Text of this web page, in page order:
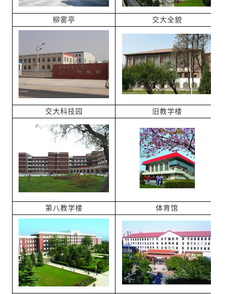
柳雾亭 交大全貌
交大科技园 旧教学楼
第八教学楼 体育馆